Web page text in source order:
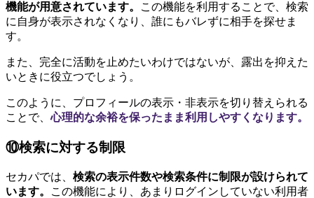
機能が用意されています。
この機能を利用することで、検索
に自身が表示されなくなり、誰にもバレずに相手を探せま
す。
また、完全に活動を止めたいわけではないが、露出を抑えた
いときに役立つでしょう。
このように、プロフィールの表示・非表示を切り替えられる
ことで、心理的な余裕を保ったまま利用しやすくなります。
⑩検索に対する制限
セカパでは、 検索の表示件数や検索条件に制限が設けられて
います。
この機能により、あまりログインしていない利用者